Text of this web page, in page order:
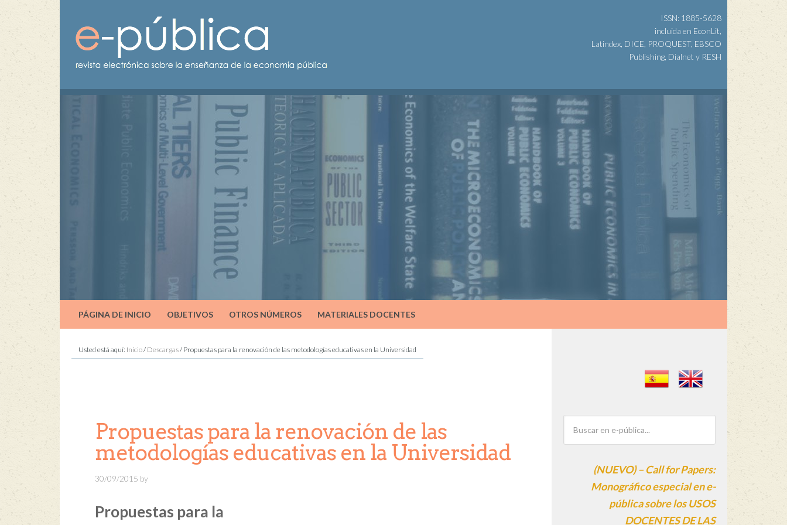
ISSN: 1885-5628
incluida en EconLit,
Latindex, DICE, PROQUEST, EBSCO
Publishing, Dialnet y RESH
PÁGINA DE INICIO OBJETIVOS OTROS NÚMEROS MATERIALES DOCENTES
Usted está aquí: Inicio/ Descargas/ Propuestas para la renovación de las metodologías educativas en la Universidad
Propuestas para la renovación de las
metodologías educativas en la Universidad
30/09/2015 by
Propuestas para la
(NUEVO) – Call for Papers:
Monográfico especial en e-
pública sobre los USOS
DOCENTES DE LAS